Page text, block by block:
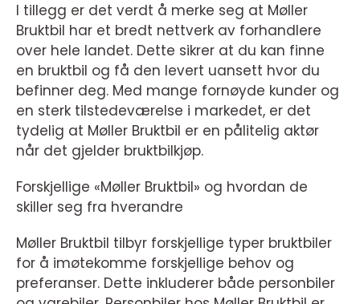
I tillegg er det verdt å merke seg at Møller
Bruktbil har et bredt nettverk av forhandlere
over hele landet. Dette sikrer at du kan finne
en bruktbil og få den levert uansett hvor du
befinner deg. Med mange fornøyde kunder og
en sterk tilstedeværelse i markedet, er det
tydelig at Møller Bruktbil er en pålitelig aktør
når det gjelder bruktbilkjøp.
Forskjellige «Møller Bruktbil» og hvordan de
skiller seg fra hverandre
Møller Bruktbil tilbyr forskjellige typer bruktbiler
for å imøtekomme forskjellige behov og
preferanser. Dette inkluderer både personbiler